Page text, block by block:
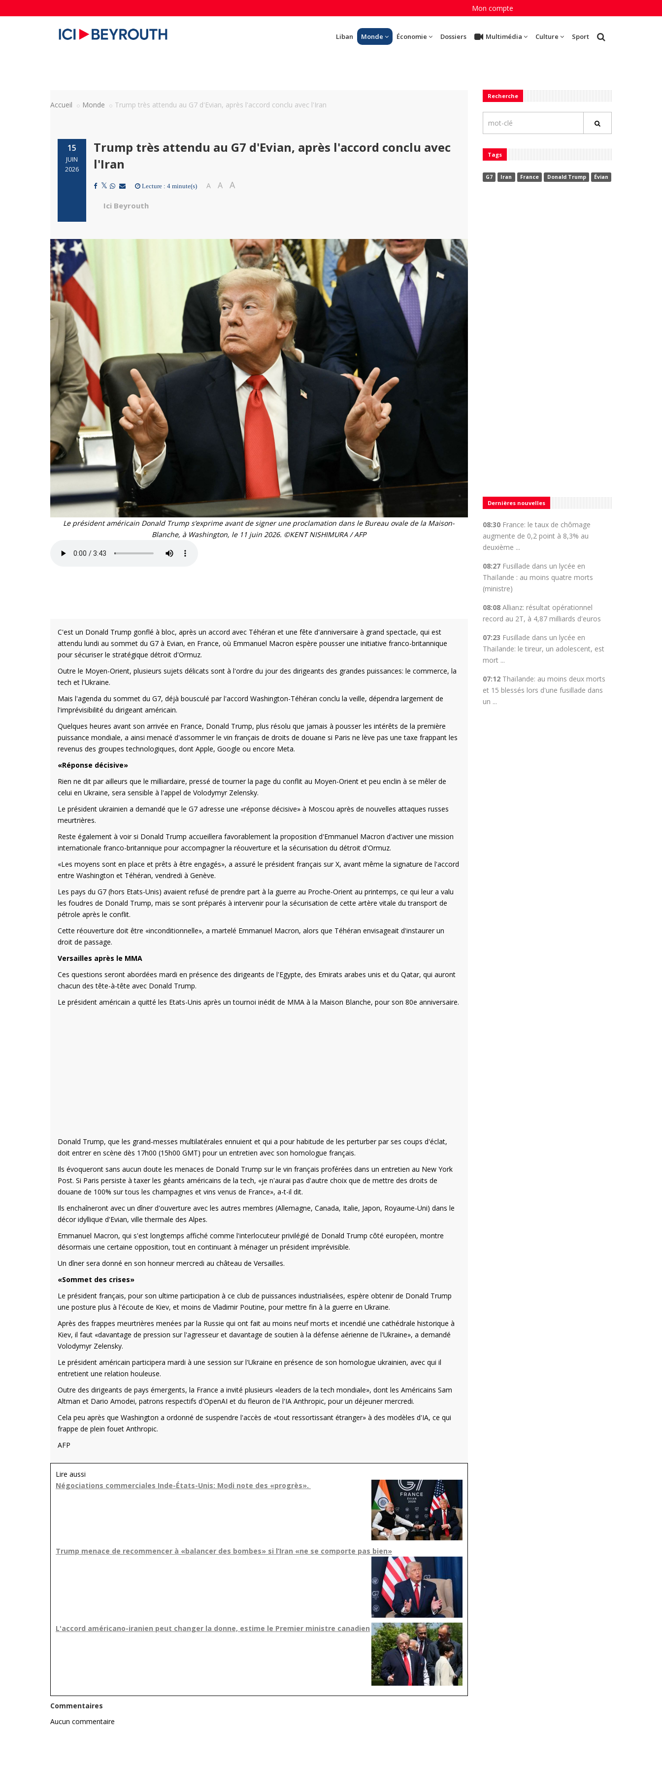
Mon compte
Liban Monde Économie Dossiers Multimédia Culture Sport
Accueil Monde Trump très attendu au G7 d'Evian, après l'accord conclu avec l'Iran
15
JUIN
2026
Trump très attendu au G7 d'Evian, après l'accord conclu avec
l'Iran
Lecture : 4 minute(s) A A A
Ici Beyrouth
Le président américain Donald Trump s’exprime avant de signer une proclamation dans le Bureau ovale de la Maison-
Blanche, à Washington, le 11 juin 2026. ©KENT NISHIMURA / AFP
C'est un Donald Trump gonflé à bloc, après un accord avec Téhéran et une fête d'anniversaire à grand spectacle, qui est
attendu lundi au sommet du G7 à Evian, en France, où Emmanuel Macron espère pousser une initiative franco-britannique
pour sécuriser le stratégique détroit d'Ormuz.
Outre le Moyen-Orient, plusieurs sujets délicats sont à l'ordre du jour des dirigeants des grandes puissances: le commerce, la
tech et l'Ukraine.
Mais l'agenda du sommet du G7, déjà bousculé par l'accord Washington-Téhéran conclu la veille, dépendra largement de
l'imprévisibilité du dirigeant américain.
Quelques heures avant son arrivée en France, Donald Trump, plus résolu que jamais à pousser les intérêts de la première
puissance mondiale, a ainsi menacé d'assommer le vin français de droits de douane si Paris ne lève pas une taxe frappant les
revenus des groupes technologiques, dont Apple, Google ou encore Meta.
«Réponse décisive»
Rien ne dit par ailleurs que le milliardaire, pressé de tourner la page du conflit au Moyen-Orient et peu enclin à se mêler de
celui en Ukraine, sera sensible à l'appel de Volodymyr Zelensky.
Le président ukrainien a demandé que le G7 adresse une «réponse décisive» à Moscou après de nouvelles attaques russes
meurtrières.
Reste également à voir si Donald Trump accueillera favorablement la proposition d'Emmanuel Macron d'activer une mission
internationale franco-britannique pour accompagner la réouverture et la sécurisation du détroit d'Ormuz.
«Les moyens sont en place et prêts à être engagés», a assuré le président français sur X, avant même la signature de l'accord
entre Washington et Téhéran, vendredi à Genève.
Les pays du G7 (hors Etats-Unis) avaient refusé de prendre part à la guerre au Proche-Orient au printemps, ce qui leur a valu
les foudres de Donald Trump, mais se sont préparés à intervenir pour la sécurisation de cette artère vitale du transport de
pétrole après le conflit.
Cette réouverture doit être «inconditionnelle», a martelé Emmanuel Macron, alors que Téhéran envisageait d'instaurer un
droit de passage.
Versailles après le MMA
Ces questions seront abordées mardi en présence des dirigeants de l'Egypte, des Emirats arabes unis et du Qatar, qui auront
chacun des tête-à-tête avec Donald Trump.
Le président américain a quitté les Etats-Unis après un tournoi inédit de MMA à la Maison Blanche, pour son 80e anniversaire.
Donald Trump, que les grand-messes multilatérales ennuient et qui a pour habitude de les perturber par ses coups d'éclat,
doit entrer en scène dès 17h00 (15h00 GMT) pour un entretien avec son homologue français.
Ils évoqueront sans aucun doute les menaces de Donald Trump sur le vin français proférées dans un entretien au New York
Post. Si Paris persiste à taxer les géants américains de la tech, «je n'aurai pas d'autre choix que de mettre des droits de
douane de 100% sur tous les champagnes et vins venus de France», a-t-il dit.
Ils enchaîneront avec un dîner d'ouverture avec les autres membres (Allemagne, Canada, Italie, Japon, Royaume-Uni) dans le
décor idyllique d'Evian, ville thermale des Alpes.
Emmanuel Macron, qui s'est longtemps affiché comme l'interlocuteur privilégié de Donald Trump côté européen, montre
désormais une certaine opposition, tout en continuant à ménager un président imprévisible.
Un dîner sera donné en son honneur mercredi au château de Versailles.
«Sommet des crises»
Le président français, pour son ultime participation à ce club de puissances industrialisées, espère obtenir de Donald Trump
une posture plus à l'écoute de Kiev, et moins de Vladimir Poutine, pour mettre fin à la guerre en Ukraine.
Après des frappes meurtrières menées par la Russie qui ont fait au moins neuf morts et incendié une cathédrale historique à
Kiev, il faut «davantage de pression sur l'agresseur et davantage de soutien à la défense aérienne de l'Ukraine», a demandé
Volodymyr Zelensky.
Le président américain participera mardi à une session sur l'Ukraine en présence de son homologue ukrainien, avec qui il
entretient une relation houleuse.
Outre des dirigeants de pays émergents, la France a invité plusieurs «leaders de la tech mondiale», dont les Américains Sam
Altman et Dario Amodei, patrons respectifs d'OpenAI et du fleuron de l'IA Anthropic, pour un déjeuner mercredi.
Cela peu après que Washington a ordonné de suspendre l'accès de «tout ressortissant étranger» à des modèles d'IA, ce qui
frappe de plein fouet Anthropic.
AFP
Lire aussi
Négociations commerciales Inde-États-Unis: Modi note des «progrès».
Trump menace de recommencer à «balancer des bombes» si l’Iran «ne se comporte pas bien»
L'accord américano-iranien peut changer la donne, estime le Premier ministre canadien
Commentaires
Aucun commentaire
Recherche
Tags
G7 Iran France Donald Trump Évian
Dernières nouvelles
08:30 France: le taux de chômage
augmente de 0,2 point à 8,3% au
deuxième ...
08:27 Fusillade dans un lycée en
Thaïlande : au moins quatre morts
(ministre)
08:08 Allianz: résultat opérationnel
record au 2T, à 4,87 milliards d'euros
07:23 Fusillade dans un lycée en
Thaïlande: le tireur, un adolescent, est
mort ...
07:12 Thaïlande: au moins deux morts
et 15 blessés lors d'une fusillade dans
un ...